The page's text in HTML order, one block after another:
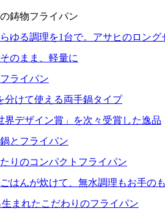
鋳物フライパン
ゆる調理を1台で。アサヒのロン
のまま、軽量に
ライパン
分けて使える両手鍋タイプ
界デザイン賞」を次々受賞した逸品
とフライパン
りのコンパクトフライパン
はんが炊けて、無水調理もお手の
生まれたこだわりのフライパン